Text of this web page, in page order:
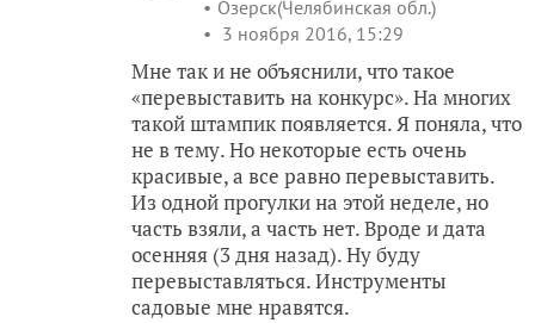
Озерск(Челябинская обл.)
3 ноября 2016, 15:29
Мне так и не объяснили, что такое
«перевыставить на конкурс». На многих
такой штампик появляется. Я поняла, что
не в тему. Но некоторые есть очень
красивые, а все равно перевыставить.
Из одной прогулки на этой неделе, но
часть взяли, а часть нет. Вроде и дата
осенняя (3 дня назад). Ну буду
перевыставляться. Инструменты
садовые мне нравятся.